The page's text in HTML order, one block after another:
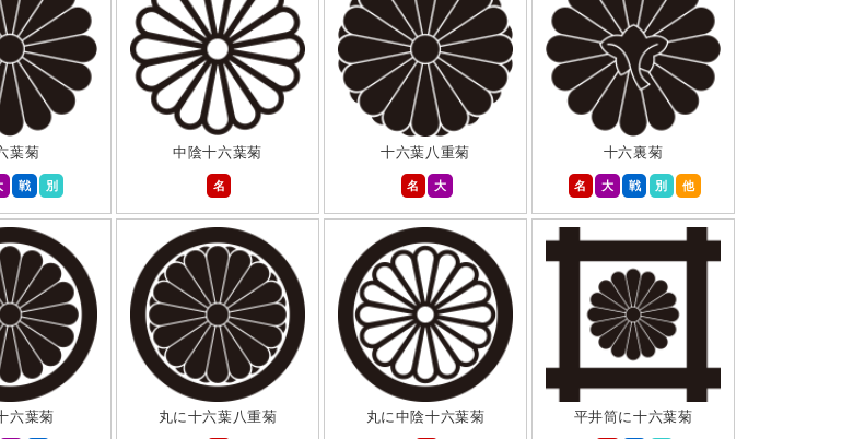
葉菊
戦 別
中陰十六葉菊
名
十六葉八重菊
名
大
十六裏菊
名
大 戦 別 他
六葉菊
丸に十六葉八重菊
丸に中陰十六葉菊
平井筒に十六葉菊